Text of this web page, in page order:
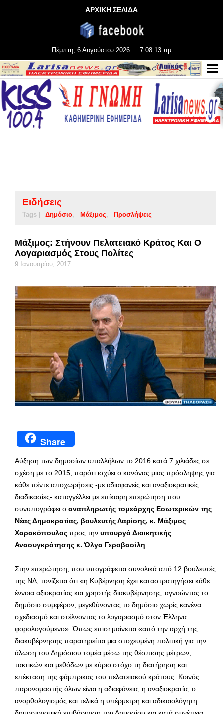
ΑΡΧΙΚΗ ΣΕΛΙΔΑ
Πέμπτη, 6 Αυγούστου 2026 7:08:14 πμ
Ειδήσεις
Tags | Δημόσιο Μάξιμος Προσλήψεις
Μάξιμος: Στήνουν Πελατειακό Κράτος Και Ο
Λογαριασμός Στους Πολίτες
9 Ιανουαρίου, 2017
Share
Αύξηση των δημοσίων υπαλλήλων το 2016 κατά 7 χιλιάδες σε
σχέση με το 2015, παρότι ισχύει ο κανόνας μιας πρόσληψης για
κάθε πέντε αποχωρήσεις -με αδιαφανείς και αναξιοκρατικές
διαδικασίες- καταγγέλλει με επίκαιρη επερώτηση που
συνυπογράφει ο αναπληρωτής τομεάρχης Εσωτερικών της
Νέας Δημοκρατίας, βουλευτής Λαρίσης, κ. Μάξιμος
Χαρακόπουλος προς την υπουργό Διοικητικής
Ανασυγκρότησης κ. Όλγα Γεροβασίλη.
Στην επερώτηση, που υπογράφεται συνολικά από 12 βουλευτές
της ΝΔ, τονίζεται ότι «η Κυβέρνηση έχει καταστρατηγήσει κάθε
έννοια αξιοκρατίας και χρηστής διακυβέρνησης, αγνοώντας το
δημόσιο συμφέρον, μεγεθύνοντας το δημόσιο χωρίς κανένα
σχεδιασμό και στέλνοντας το λογαριασμό στον Έλληνα
φορολογούμενο». Όπως επισημαίνεται «από την αρχή της
διακυβέρνησης παρατηρείται μια στοχευμένη πολιτική για την
άλωση του Δημόσιου τομέα μέσω της θέσπισης μέτρων,
τακτικών και μεθόδων με κύριο στόχο τη διατήρηση και
επέκταση της φάμπρικας του πελατειακού κράτους. Κοινός
παρονομαστής όλων είναι η αδιαφάνεια, η αναξιοκρατία, ο
ανορθολογισμός και τελικά η υπέρμετρη και αδικαιολόγητη